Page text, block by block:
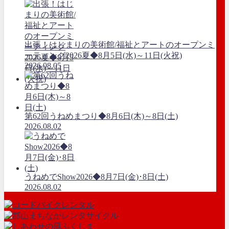
出張！はじまりの美術館/福祉とアートのオープンミ
ーティング2026夏◆8月5日(水)～11日(火祝)
2026.08.05
第62回うねめまつり◆8月6日(木)～8日(土)
2026.08.02
うねめでShow2026◆8月7日(金)･8日(土)
2026.08.02